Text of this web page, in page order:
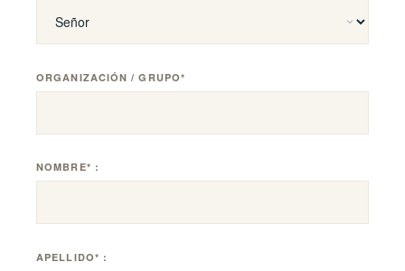
podemos apoyar sus necesidades de representación en
Suiza.
OFICINA
Rue Adrien-Lachenal 26, 1207 Geneva
+41 22 737 27 10
ORGANIZACIÓN / GRUPO*
NOMBRE* :
APELLIDO* :